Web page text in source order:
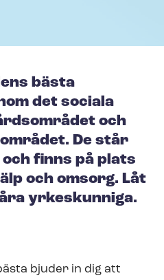
bästa
det sociala
och
De står
finns på plats
och omsorg. Låt
yrkeskunniga.
bjuder in dig att